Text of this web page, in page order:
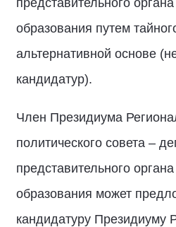
представительного
образования путем
альтернативной основе
кандидатур).
Член Президиума
политического совета –
представительного
образования может
кандидатуру Президиуму